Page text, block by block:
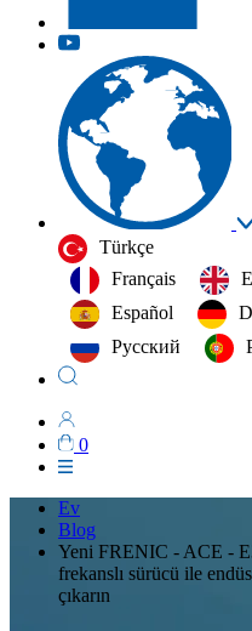
Türkçe
Français
Español
Русский
0
Ev
Blog
Yeni FRENIC - ACE -
frekanslı sürücü ile
çıkarın